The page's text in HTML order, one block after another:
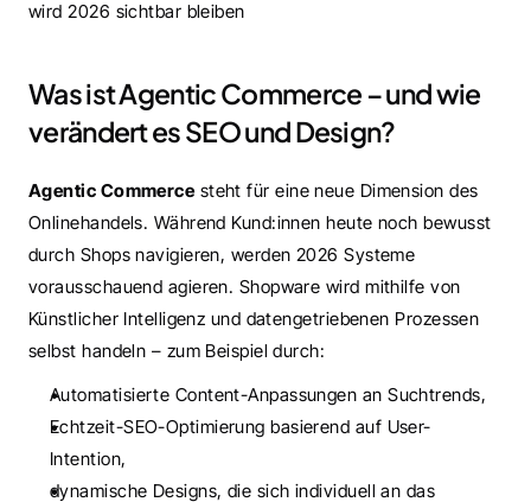
wird 2026 sichtbar bleiben
Was ist Agentic Commerce – und wie
verändert es SEO und Design?
Agentic Commerce steht für eine neue Dimension des
Onlinehandels. Während Kund:innen heute noch bewusst
durch Shops navigieren, werden 2026 Systeme
vorausschauend agieren. Shopware wird mithilfe von
Künstlicher Intelligenz und datengetriebenen Prozessen
selbst handeln – zum Beispiel durch:
Automatisierte Content-Anpassungen an Suchtrends,
Echtzeit-SEO-Optimierung basierend auf User-
Intention,
dynamische Designs, die sich individuell an das